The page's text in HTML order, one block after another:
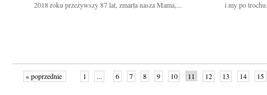
2018 roku przeżywszy 87 lat, zmarła nasza Mama,...
i my po
« poprzednie 1 ... 6 7 8 9 10 11 12 13 14 15